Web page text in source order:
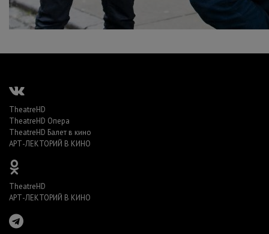
TheatreHD
TheatreHD Опера
TheatreHD Балет в кино
АРТ-ЛЕКТОРИЙ В КИНО
TheatreHD
АРТ-ЛЕКТОРИЙ В КИНО